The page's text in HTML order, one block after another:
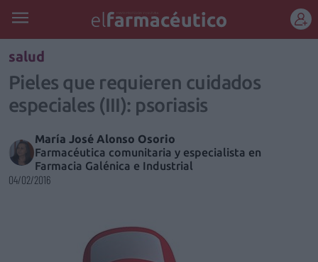
salud
Pieles que requieren cuidados
especiales (III): psoriasis
María José Alonso Osorio
Farmacéutica comunitaria y especialista en
Farmacia Galénica e Industrial
04/02/2016